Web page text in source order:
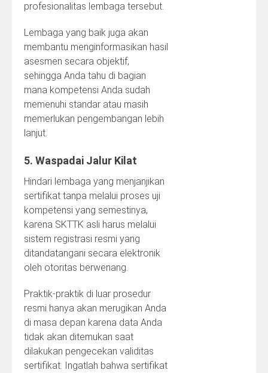
profesionalitas lembaga tersebut.
Lembaga yang baik juga akan
membantu menginformasikan hasil
asesmen secara objektif,
sehingga Anda tahu di bagian
mana kompetensi Anda sudah
memenuhi standar atau masih
memerlukan pengembangan lebih
lanjut.
5. Waspadai Jalur Kilat
Hindari lembaga yang menjanjikan
sertifikat tanpa melalui proses uji
kompetensi yang semestinya,
karena SKTTK asli harus melalui
sistem registrasi resmi yang
ditandatangani secara elektronik
oleh otoritas berwenang.
Praktik-praktik di luar prosedur
resmi hanya akan merugikan Anda
di masa depan karena data Anda
tidak akan ditemukan saat
dilakukan pengecekan validitas
sertifikat. Ingatlah bahwa sertifikat